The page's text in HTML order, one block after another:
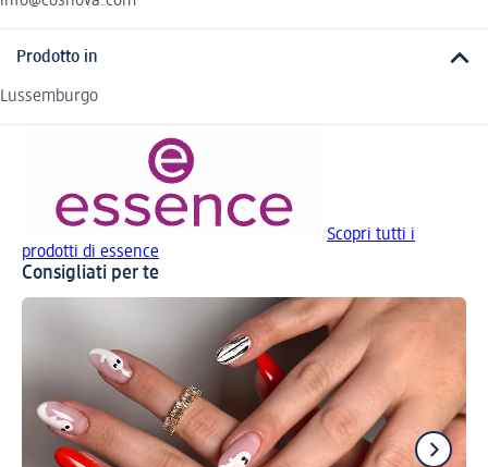
Prodotto in
Lussemburgo
Scopri tutti i
prodotti di essence
Consigliati per te